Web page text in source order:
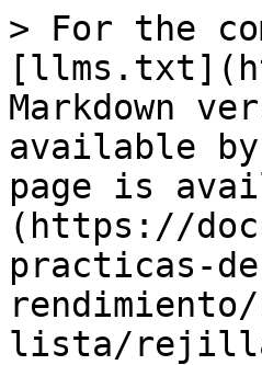
> For the
Markdown
available
page is
(https://
practicas-
lista/